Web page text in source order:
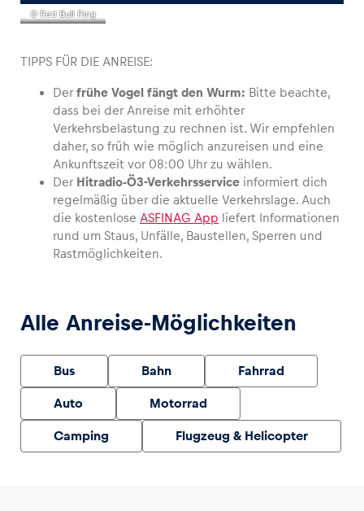
© Red Bull Ring
TIPPS FÜR DIE ANREISE:
Derfrühe Vogel fängt den Wurm: Bitte beachte,
dass bei der Anreise mit erhöhter
Verkehrsbelastung zu rechnen ist. Wir empfehlen
daher, so früh wie möglich anzureisen und eine
Ankunftszeit vor 08:00 Uhr zu wählen.
DerHitradio-Ö3-Verkehrsservice informiert dich
regelmäßig über die aktuelle Verkehrslage. Auch
die kostenlose ASFINAG App liefert Informationen
rund um Staus, Unfälle, Baustellen, Sperren und
Rastmöglichkeiten.
Alle Anreise-Möglichkeiten
Bus Bahn Fahrrad
Auto Motorrad
Camping Flugzeug & Helicopter